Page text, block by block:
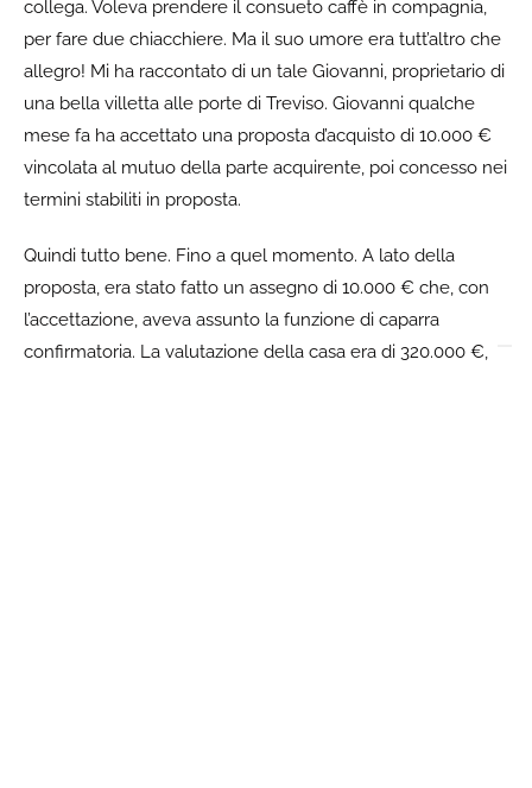
collega. Voleva prendere il consueto caffè in compagnia,
per fare due chiacchiere. Ma il suo umore era tutt’altro che
allegro! Mi ha raccontato di un tale Giovanni, proprietario di
una bella villetta alle porte di Treviso. Giovanni qualche
mese fa ha accettato una proposta d’acquisto di 10.000 €
vincolata al mutuo della parte acquirente, poi concesso nei
termini stabiliti in proposta.
Quindi tutto bene. Fino a quel momento. A lato della
proposta, era stato fatto un assegno di 10.000 € che, con
l’accettazione, aveva assunto la funzione di caparra
confirmatoria. La valutazione della casa era di 320.000 €,